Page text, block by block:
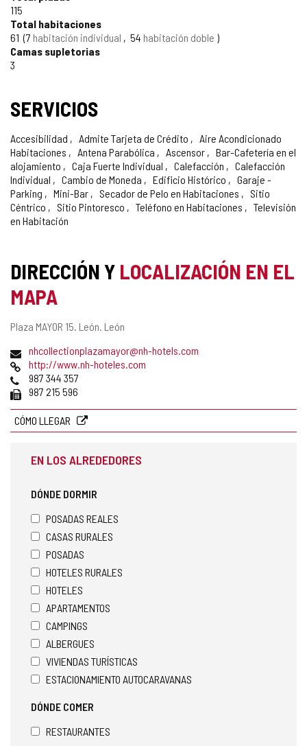
DE
CONFIANZA
115
Total habitaciones
61 7 habitación individual 54 habitación doble
Camas supletorias
3
SERVICIOS
Accesibilidad Admite Tarjeta de Crédito
Aire Acondicionado
Habitaciones
Antena Parabólica Ascensor
Bar-Cafetería en el
alojamiento
Caja Fuerte Individual Calefacción
Calefacción
Individual
Cambio de Moneda Edificio Histórico
Garaje -
Parking
Mini-Bar Secador de Pelo en Habitaciones
Sitio
Céntrico
Sitio Pintoresco Teléfono en Habitaciones
Televisión
en Habitación
DIRECCIÓN Y LOCALIZACIÓN EN EL
MAPA
Dirección
Plaza MAYOR 15. León. León
Dirección
de
correo
electrónico
nhcollectionplazamayor@nh-hotels.com
Página
Web
http://www.nh-hoteles.com
Teléfonos
987 344 357
Fax 987 215 596
CÓMO LLEGAR
EN LOS ALREDEDORES
DÓNDE DORMIR
POSADAS REALES
CASAS RURALES
POSADAS
HOTELES RURALES
HOTELES
APARTAMENTOS
CAMPINGS
ALBERGUES
VIVIENDAS TURÍSTICAS
ESTACIONAMIENTO AUTOCARAVANAS
DÓNDE COMER
RESTAURANTES